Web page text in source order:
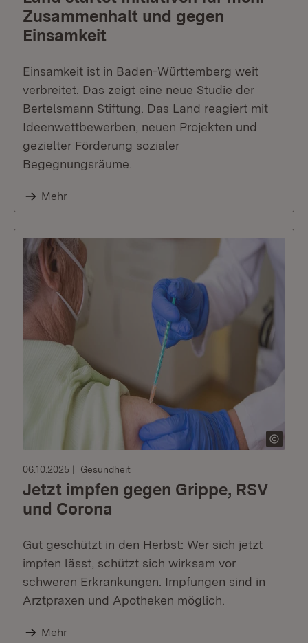
Zusammenhalt und gegen
Einsamkeit
Einsamkeit ist in Baden-Württemberg weit
verbreitet. Das zeigt eine neue Studie der
Bertelsmann Stiftung. Das Land reagiert mit
Ideenwettbewerben, neuen Projekten und
gezielter Förderung sozialer
Begegnungsräume.
Mehr
06.10.2025 Gesundheit
Jetzt impfen gegen Grippe, RSV
und Corona
Gut geschützt in den Herbst: Wer sich jetzt
impfen lässt, schützt sich wirksam vor
schweren Erkrankungen. Impfungen sind in
Arztpraxen und Apotheken möglich.
Mehr